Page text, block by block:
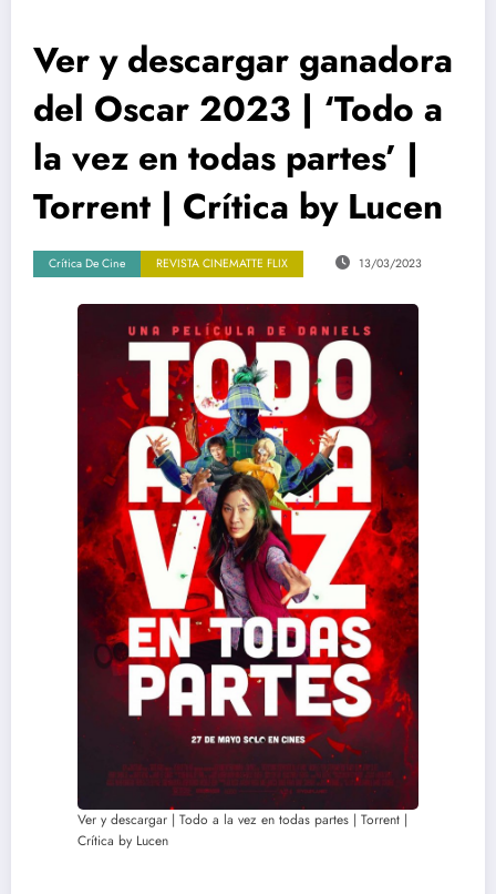
Ver y descargar ganadora
del Oscar 2023 | ‘Todo a
la vez en todas partes’ |
Torrent | Crítica by Lucen
Crítica De Cine REVISTA CINEMATTE FLIX 13/03/2023
Ver y descargar | Todo a la vez en todas partes | Torrent |
Crítica by Lucen